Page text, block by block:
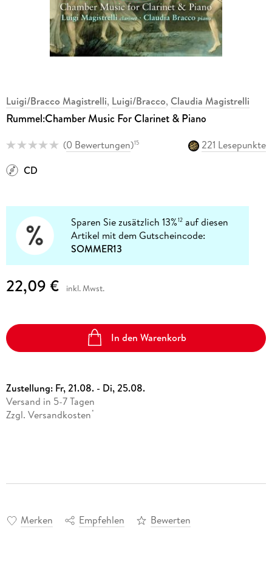
Luigi/Bracco Magistrelli, Luigi/Bracco, Claudia Magistrelli
Rummel:Chamber Music For Clarinet & Piano
(0 Bewertungen)15
221 Lesepunkte
CD
Sparen Sie zusätzlich 13%12 auf diesen
Artikel mit dem Gutscheincode:
SOMMER13
22,09 € inkl. Mwst.
In den Warenkorb
Zustellung: Fr, 21.08. - Di, 25.08.
Versand in 5-7 Tagen
Zzgl. Versandkosten *
Merken Empfehlen Bewerten